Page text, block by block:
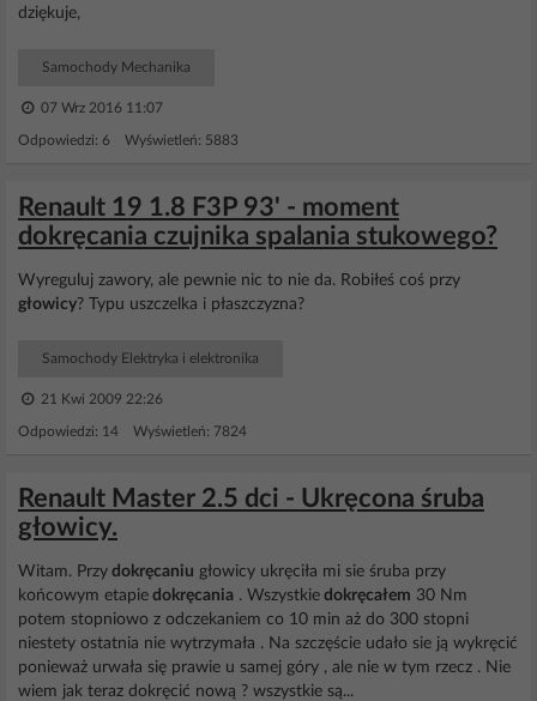
dziękuje,
Samochody Mechanika
07 Wrz 2016 11:07
Odpowiedzi: 6 Wyświetleń: 5883
Renault 19 1.8 F3P 93' - moment
dokręcania czujnika spalania stukowego?
Wyreguluj zawory, ale pewnie nic to nie da. Robiłeś coś przy
głowicy? Typu uszczelka i płaszczyzna?
Samochody Elektryka i elektronika
21 Kwi 2009 22:26
Odpowiedzi: 14 Wyświetleń: 7824
Renault Master 2.5 dci - Ukręcona śruba
głowicy.
Witam. Przy dokręcaniu głowicy ukręciła mi sie śruba przy
końcowym etapie dokręcania . Wszystkie dokręcałem 30 Nm
potem stopniowo z odczekaniem co 10 min aż do 300 stopni
niestety ostatnia nie wytrzymała . Na szczęście udało sie ją wykręcić
ponieważ urwała się prawie u samej góry , ale nie w tym rzecz . Nie
wiem jak teraz dokręcić nową ? wszystkie są...